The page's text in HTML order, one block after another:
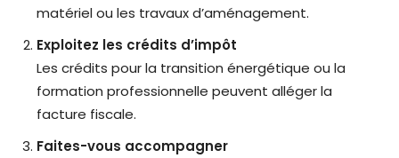
matériel ou les travaux d’aménagement.
Exploitez les crédits d’impôt
Les crédits pour la transition énergétique ou la
formation professionnelle peuvent alléger la
facture fiscale.
Faites-vous accompagner